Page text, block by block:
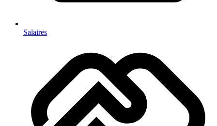
Salaires